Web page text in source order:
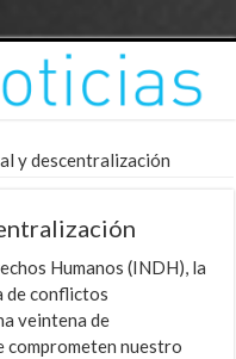
y descentralización
Humanos (INDH), la
de conflictos
veintena de
comprometen nuestro